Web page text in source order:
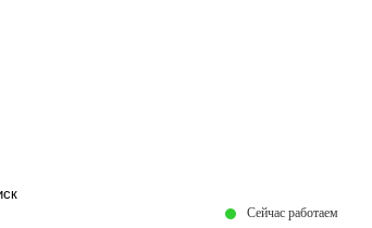
Сейчас работаем